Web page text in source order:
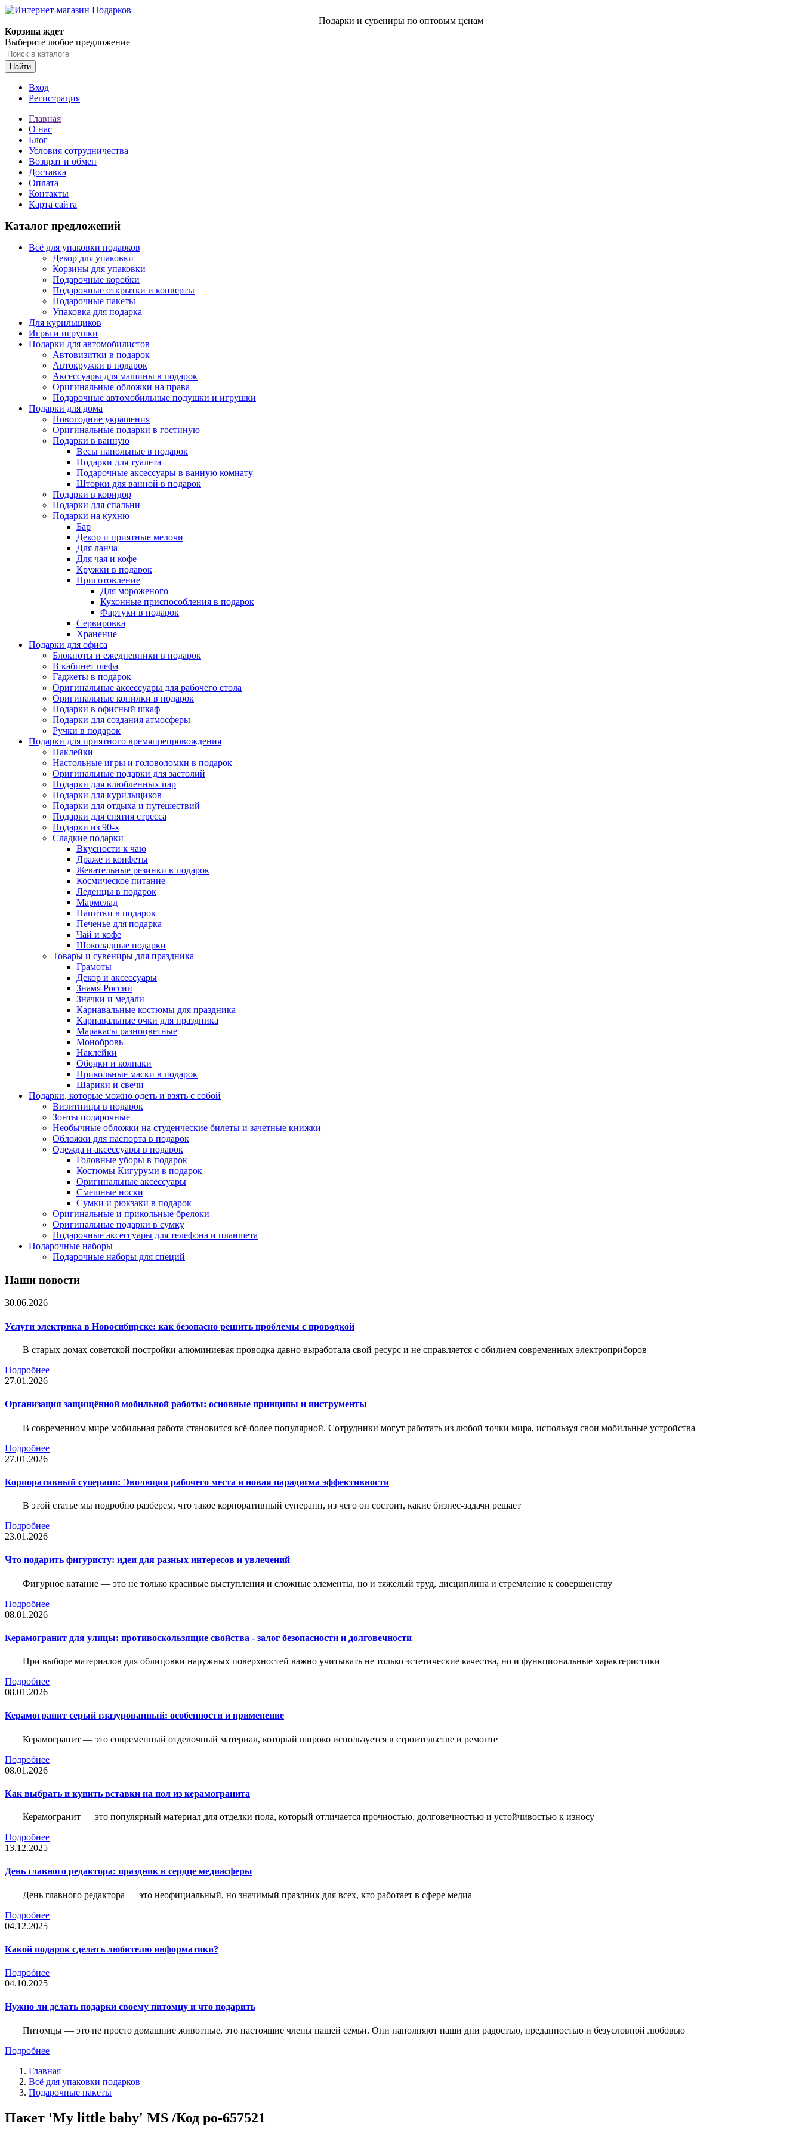
Подарки и сувениры по оптовым ценам
Корзина ждет
Выберите любое предложение
Найти
Вход
Регистрация
Главная
О нас
Блог
Условия сотрудничества
Возврат и обмен
Доставка
Оплата
Контакты
Карта сайта
Каталог предложений
Всё для упаковки подарков
Декор для упаковки
Корзины для упаковки
Подарочные коробки
Подарочные открытки и конверты
Подарочные пакеты
Упаковка для подарка
Для курильщиков
Игры и игрушки
Подарки для автомобилистов
Автовизитки в подарок
Автокружки в подарок
Аксессуары для машины в подарок
Оригинальные обложки на права
Подарочные автомобильные подушки и игрушки
Подарки для дома
Новогодние украшения
Оригинальные подарки в гостиную
Подарки в ванную
Весы напольные в подарок
Подарки для туалета
Подарочные аксессуары в ванную комнату
Шторки для ванной в подарок
Подарки в коридор
Подарки для спальни
Подарки на кухню
Бар
Декор и приятные мелочи
Для ланча
Для чая и кофе
Кружки в подарок
Приготовление
Для мороженого
Кухонные приспособления в подарок
Фартуки в подарок
Сервировка
Хранение
Подарки для офиса
Блокноты и ежедневники в подарок
В кабинет шефа
Гаджеты в подарок
Оригинальные аксессуары для рабочего стола
Оригинальные копилки в подарок
Подарки в офисный шкаф
Подарки для создания атмосферы
Ручки в подарок
Подарки для приятного времяпрепровождения
Наклейки
Настольные игры и головоломки в подарок
Оригинальные подарки для застолий
Подарки для влюбленных пар
Подарки для курильщиков
Подарки для отдыха и путешествий
Подарки для снятия стресса
Подарки из 90-х
Сладкие подарки
Вкусности к чаю
Драже и конфеты
Жевательные резинки в подарок
Космическое питание
Леденцы в подарок
Мармелад
Напитки в подарок
Печенье для подарка
Чай и кофе
Шоколадные подарки
Товары и сувениры для праздника
Грамоты
Декор и аксессуары
Знамя России
Значки и медали
Карнавальные костюмы для праздника
Карнавальные очки для праздника
Маракасы разноцветные
Монобровь
Наклейки
Ободки и колпаки
Прикольные маски в подарок
Шарики и свечи
Подарки, которые можно одеть и взять с собой
Визитницы в подарок
Зонты подарочные
Необычные обложки на студенческие билеты и зачетные книжки
Обложки для паспорта в подарок
Одежда и аксессуары в подарок
Головные уборы в подарок
Костюмы Кигуруми в подарок
Оригинальные аксессуары
Смешные носки
Сумки и рюкзаки в подарок
Оригинальные и прикольные брелоки
Оригинальные подарки в сумку
Подарочные аксессуары для телефона и планшета
Подарочные наборы
Подарочные наборы для специй
Наши новости
30.06.2026
Услуги электрика в Новосибирске: как безопасно решить проблемы с проводкой
В старых домах советской постройки алюминиевая проводка давно выработала свой ресурс и не справляется с обилием современных электроприборов
Подробнее
27.01.2026
Организация защищённой мобильной работы: основные принципы и инструменты
В современном мире мобильная работа становится всё более популярной. Сотрудники могут работать из любой точки мира, используя свои мобильные устройства
Подробнее
27.01.2026
Корпоративный суперапп: Эволюция рабочего места и новая парадигма эффективности
В этой статье мы подробно разберем, что такое корпоративный суперапп, из чего он состоит, какие бизнес-задачи решает
Подробнее
23.01.2026
Что подарить фигуристу: идеи для разных интересов и увлечений
Фигурное катание — это не только красивые выступления и сложные элементы, но и тяжёлый труд, дисциплина и стремление к совершенству
Подробнее
08.01.2026
Керамогранит для улицы: противоскользящие свойства - залог безопасности и долговечности
При выборе материалов для облицовки наружных поверхностей важно учитывать не только эстетические качества, но и функциональные характеристики
Подробнее
08.01.2026
Керамогранит серый глазурованный: особенности и применение
Керамогранит — это современный отделочный материал, который широко используется в строительстве и ремонте
Подробнее
08.01.2026
Как выбрать и купить вставки на пол из керамогранита
Керамогранит — это популярный материал для отделки пола, который отличается прочностью, долговечностью и устойчивостью к износу
Подробнее
13.12.2025
День главного редактора: праздник в сердце медиасферы
День главного редактора — это неофициальный, но значимый праздник для всех, кто работает в сфере медиа
Подробнее
04.12.2025
Какой подарок сделать любителю информатики?
Подробнее
04.10.2025
Нужно ли делать подарки своему питомцу и что подарить
Питомцы — это не просто домашние животные, это настоящие члены нашей семьи. Они наполняют наши дни радостью, преданностью и безусловной любовью
Подробнее
Главная
Всё для упаковки подарков
Подарочные пакеты
Пакет 'My little baby' MS /Код po-657521